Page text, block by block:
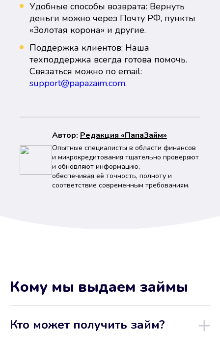
Удобные способы возврата: Вернуть
деньги можно через Почту РФ, пункты
«Золотая корона» и другие.
Поддержка клиентов: Наша
техподдержка всегда готова помочь.
Связаться можно по email:
support@papazaim.com.
Автор: Peдaкция «ПапаЗайм»
Опытные специалисты в области финансов
и микрокредитования тщательно проверяют
и обновляют информацию,
обеспечивая её точность, полноту и
соответствие современным требованиям.
Кому мы выдаем займы
Кто может получить займ?